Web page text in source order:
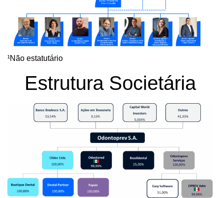
¹Não estatutário
Estrutura Societária